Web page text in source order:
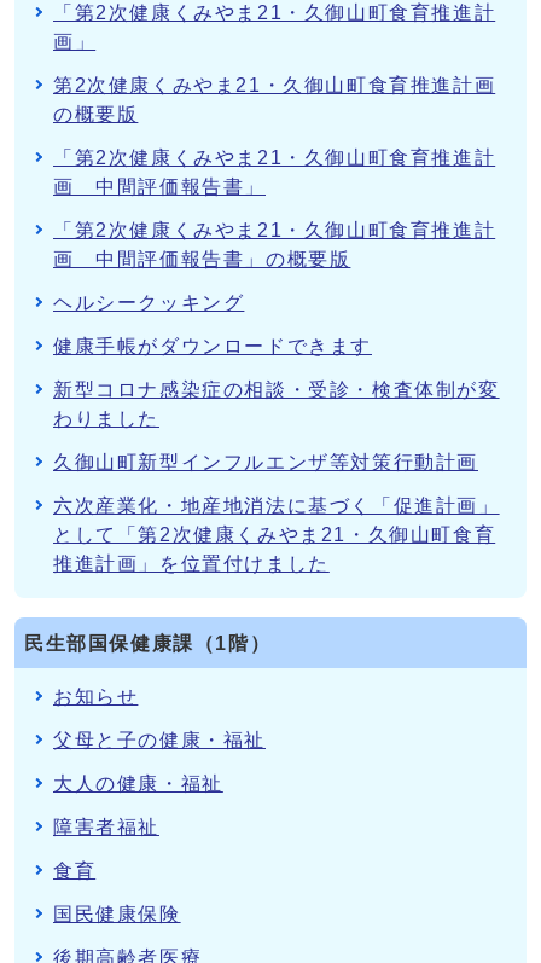
「第2次健康くみやま21・久御山町食育推進計
画」
第2次健康くみやま21・久御山町食育推進計画
の概要版
「第2次健康くみやま21・久御山町食育推進計
画 中間評価報告書」
「第2次健康くみやま21・久御山町食育推進計
画 中間評価報告書」の概要版
ヘルシークッキング
健康手帳がダウンロードできます
新型コロナ感染症の相談・受診・検査体制が変
わりました
久御山町新型インフルエンザ等対策行動計画
六次産業化・地産地消法に基づく「促進計画」
として「第2次健康くみやま21・久御山町食育
推進計画」を位置付けました
民生部国保健康課（1階）
お知らせ
父母と子の健康・福祉
大人の健康・福祉
障害者福祉
食育
国民健康保険
後期高齢者医療